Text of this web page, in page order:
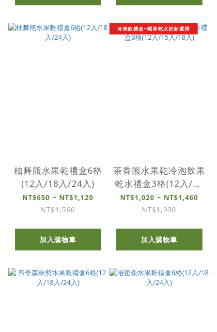
柚舞熊水果乾禮盒6格
(12入/18入/24入)
NT$650 ~ NT$1,120
NT$1,560
加入購物車
冷泡飲禮盒~喝果乾水的新選擇
茶香熊水果乾冷泡飲果
乾水禮盒3格(12入/15
入/18入)
NT$1,020 ~ NT$1,460
NT$1,930
加入購物車